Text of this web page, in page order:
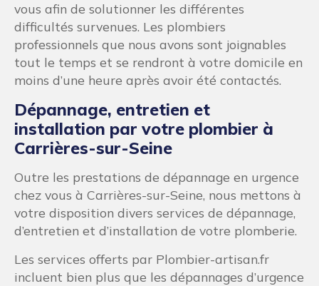
vous afin de solutionner les différentes
difficultés survenues. Les plombiers
professionnels que nous avons sont joignables
tout le temps et se rendront à votre domicile en
moins d’une heure après avoir été contactés.
Dépannage, entretien et
installation par votre plombier à
Carrières-sur-Seine
Outre les prestations de dépannage en urgence
chez vous à Carrières-sur-Seine, nous mettons à
votre disposition divers services de dépannage,
d’entretien et d’installation de votre plomberie.
Les services offerts par Plombier-artisan.fr
incluent bien plus que les dépannages d’urgence